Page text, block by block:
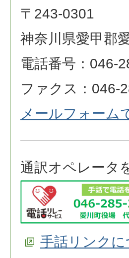
〒243-0301
神奈川県愛甲郡
電話番号：046-
ファクス：046-
メールフォーム
通訳オペレータ
手話リンク